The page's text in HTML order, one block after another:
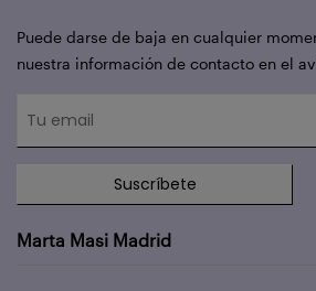
Puede darse de baja en cualquier
nuestra información de contacto en el
Suscríbete
Marta Masi Madrid